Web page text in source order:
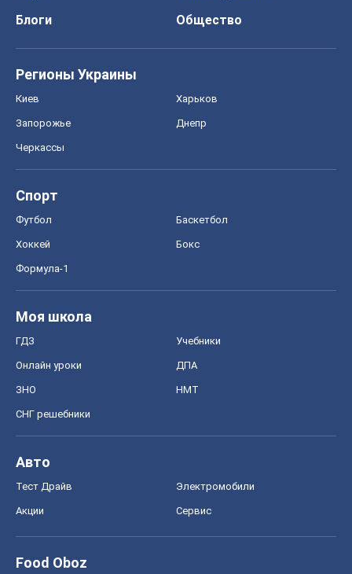
Блоги
Общество
Регионы Украины
Киев Харьков
Запорожье Днепр
Черкассы
Спорт
Футбол Баскетбол
Хоккей Бокс
Формула-1
Моя школа
ГДЗ Учебники
Онлайн уроки ДПА
ЗНО НМТ
СНГ решебники
Авто
Тест Драйв Электромобили
Акции Сервис
Food Oboz